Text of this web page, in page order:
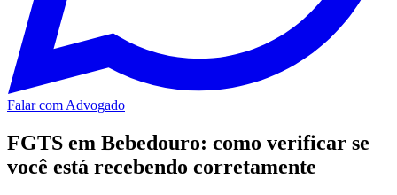
Falar com Advogado
FGTS em Bebedouro: como verificar se
você está recebendo corretamente